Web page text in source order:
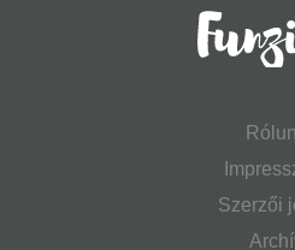
Szerzői